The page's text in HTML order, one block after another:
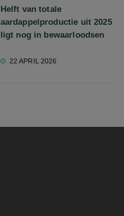
Helft van totale
aardappelproductie uit 2025
ligt nog in bewaarloodsen
22 APRIL 2026